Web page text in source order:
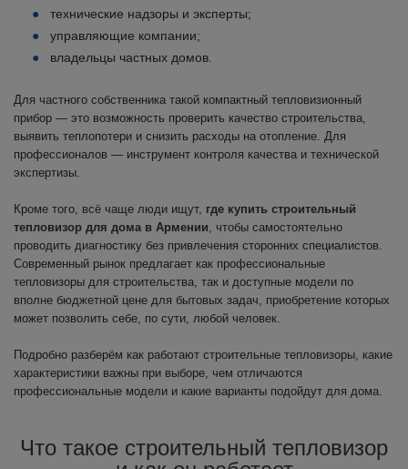
технические надзоры и эксперты;
управляющие компании;
владельцы частных домов.
Для частного собственника такой компактный тепловизионный
прибор — это возможность проверить качество строительства,
выявить теплопотери и снизить расходы на отопление. Для
профессионалов — инструмент контроля качества и технической
экспертизы.
Кроме того, всё чаще люди ищут, где купить строительный
тепловизор для дома в Армении, чтобы самостоятельно
проводить диагностику без привлечения сторонних специалистов.
Современный рынок предлагает как профессиональные
тепловизоры для строительства, так и доступные модели по
вполне бюджетной цене для бытовых задач, приобретение которых
может позволить себе, по сути, любой человек.
Подробно разберём как работают строительные тепловизоры, какие
характеристики важны при выборе, чем отличаются
профессиональные модели и какие варианты подойдут для дома.
Что такое строительный тепловизор